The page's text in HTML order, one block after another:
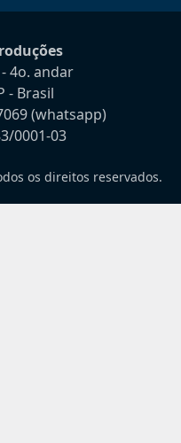
4o. andar
- Brasil
(whatsapp)
0001-03
os direitos reservados.